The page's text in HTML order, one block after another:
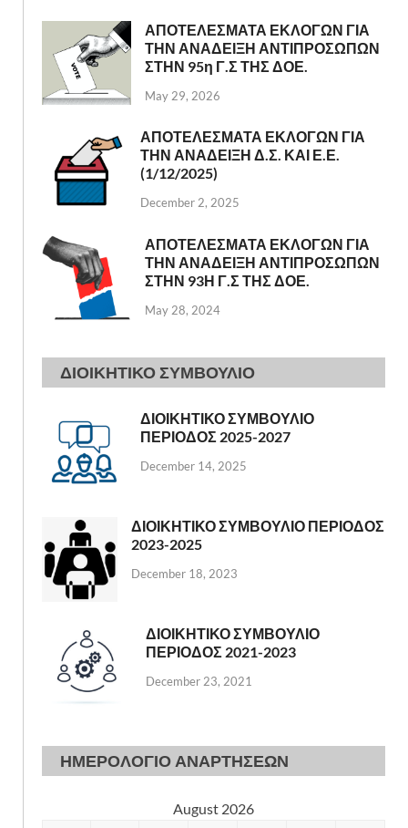
ΑΠΟΤΕΛΕΣΜΑΤΑ ΕΚΛΟΓΩΝ ΓΙΑ
ΤΗΝ ΑΝΑΔΕΙΞΗ ΑΝΤΙΠΡΟΣΩΠΩΝ
ΣΤΗΝ 95η Γ.Σ ΤΗΣ ΔΟΕ.
May 29, 2026
ΑΠΟΤΕΛΕΣΜΑΤΑ ΕΚΛΟΓΩΝ ΓΙΑ
ΤΗΝ ΑΝΑΔΕΙΞΗ Δ.Σ. ΚΑΙ Ε.Ε.
(1/12/2025)
December 2, 2025
ΑΠΟΤΕΛΕΣΜΑΤΑ ΕΚΛΟΓΩΝ ΓΙΑ
ΤΗΝ ΑΝΑΔΕΙΞΗ ΑΝΤΙΠΡΟΣΩΠΩΝ
ΣΤΗΝ 93Η Γ.Σ ΤΗΣ ΔΟΕ.
May 28, 2024
ΔΙΟΙΚΗΤΙΚΟ ΣΥΜΒΟΥΛΙΟ
ΔΙΟΙΚΗΤΙΚΟ ΣΥΜΒΟΥΛΙΟ
ΠΕΡΙΟΔΟΣ 2025-2027
December 14, 2025
ΔΙΟΙΚΗΤΙΚΟ ΣΥΜΒΟΥΛΙΟ ΠΕΡΙΟΔΟΣ
2023-2025
December 18, 2023
ΔΙΟΙΚΗΤΙΚΟ ΣΥΜΒΟΥΛΙΟ
ΠΕΡΙΟΔΟΣ 2021-2023
December 23, 2021
ΗΜΕΡΟΛΟΓΙΟ ΑΝΑΡΤΗΣΕΩΝ
August 2026